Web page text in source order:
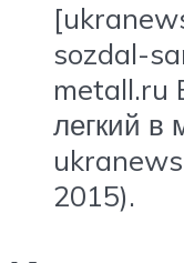
sozdal-
metall.ru
легкий в
2015).